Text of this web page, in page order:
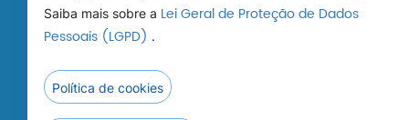
Como Chegar
Rua Ludgardes Hoffmann Riedi, s/n,
Jardim Paraná Cep: 78.460-000
Prefeitura Municipal de Nobres - MT
Saiba mais sobre a Lei Geral de Proteção de Dados
Pessoais (LGPD) .
Política de cookies